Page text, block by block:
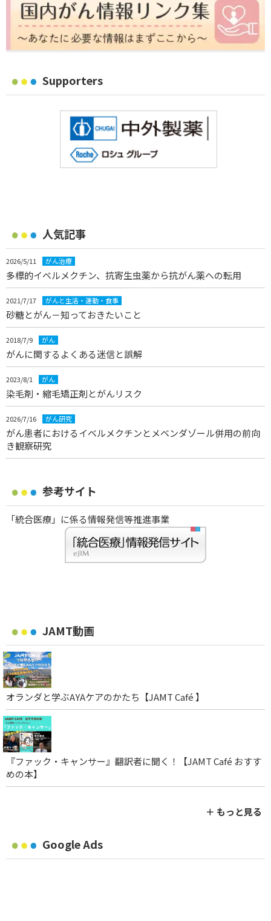
Supporters
人気記事
2026/5/11 がん治療
多標的イベルメクチン、抗寄生虫薬から抗がん薬への転用
2021/7/17 がんと生活・運動・食事
砂糖とがん－知っておきたいこと
2018/7/9 がん
がんに関するよくある迷信と誤解
2023/8/1 がん
染毛剤・縮毛矯正剤とがんリスク
2026/7/16 がん研究
がん患者におけるイベルメクチンとメベンダゾール併用の前向
き観察研究
参考サイト
「統合医療」に係る情報発信等推進事業
JAMT動画
オランダと学ぶAYAケアのかたち【JAMT Café 】
『ファック・キャンサー』翻訳者に聞く！【JAMT Café おすす
めの本】
＋ もっと見る
Google Ads